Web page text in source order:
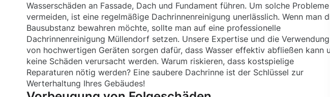
Wasserschäden an Fassade, Dach und Fundament führen. Um solche
vermeiden, ist eine regelmäßige Dachrinnenreinigung unerlässlich. Wenn man
Bausubstanz bewahren möchte, sollte man auf eine professionelle
Dachrinnenreinigung Müllendorf setzen. Unsere Expertise und die Verwendung
von hochwertigen Geräten sorgen dafür, dass Wasser effektiv abfließen kann
keine Schäden verursacht werden. Warum riskieren, dass kostspielige
Reparaturen nötig werden? Eine saubere Dachrinne ist der Schlüssel zur
Werterhaltung Ihres Gebäudes!